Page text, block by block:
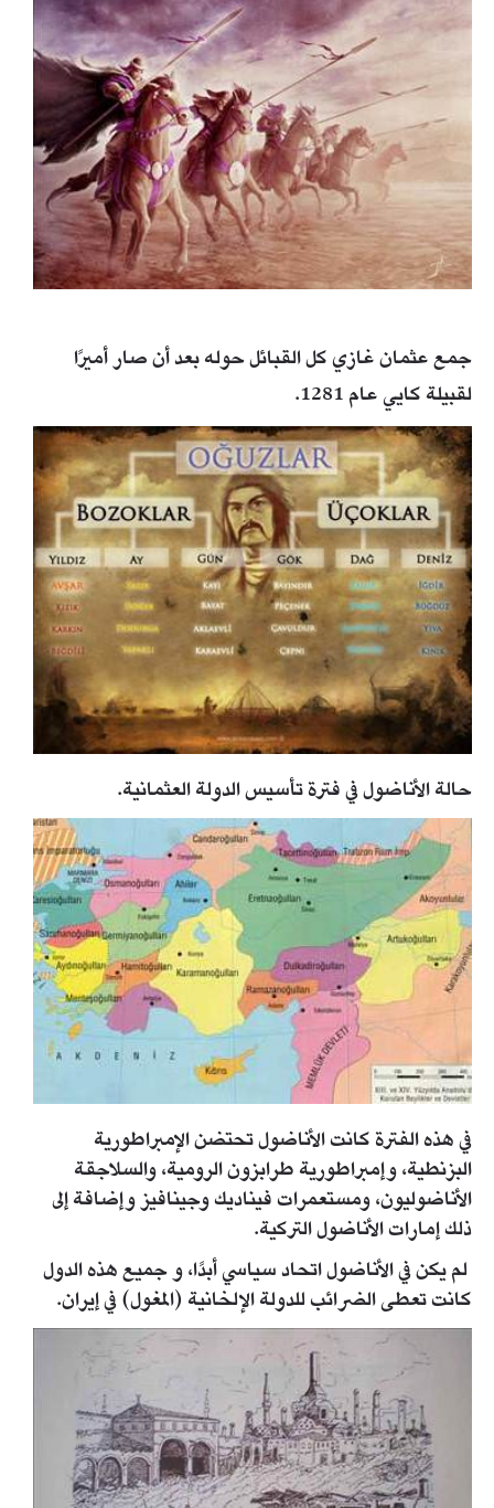
جمع عثمان غازي كل القبائل حوله بعد أن صار أميرًا
لقبيلة كايي عام 1281.
حالة الأناضول في فترة تأسيس الدولة العثمانية.
في هذه الفترة كانت الأناضول تحتضن الإمبراطورية
البزنطية، وإمبراطورية طرابزون الرومية، والسلاجقة
الأناضوليون، ومستعمرات فيناديك وجينافيز وإضافة إلى
ذلك إمارات الأناضول التركية.
لم يكن في الأناضول اتحاد سياسي أبدًا، و جميع هذه الدول
كانت تعطى الضرائب للدولة الإلخانية (المغول) في إيران.